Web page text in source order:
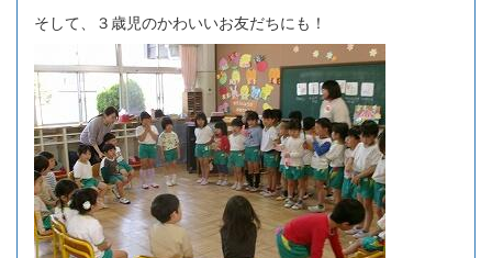
そして、３歳児のかわいいお友だちにも！